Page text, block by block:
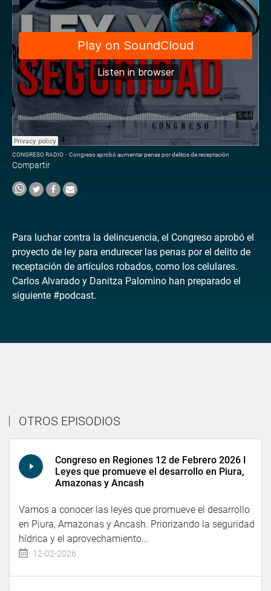
CONGRESO RADIO · Congreso aprobó aumentar penas por delitos de receptación
Compartir
Para luchar contra la delincuencia, el Congreso aprobó el
proyecto de ley para endurecer las penas por el delito de
receptación de artículos robados, como los celulares.
Carlos Alvarado y Danitza Palomino han preparado el
siguiente #podcast.
OTROS EPISODIOS
Congreso en Regiones 12 de Febrero 2026 I
Leyes que promueve el desarrollo en Piura,
Amazonas y Ancash
Vamos a conocer las leyes que promueve el desarrollo
en Piura, Amazonas y Ancash. Priorizando la seguridad
hídrica y el aprovechamiento...
12-02-2026